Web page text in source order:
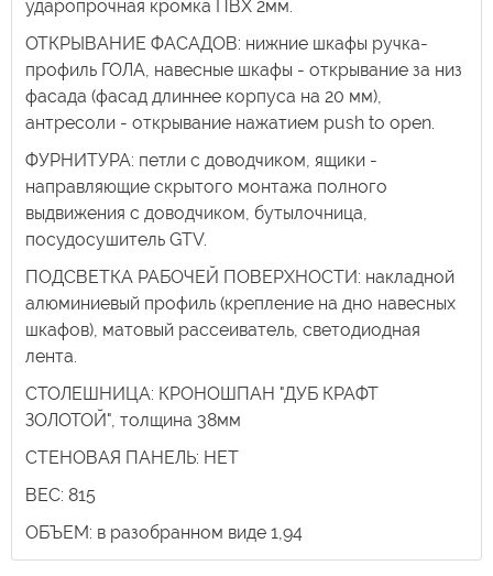
ударопрочная кромка ПВХ 2мм.
ОТКРЫВАНИЕ ФАСАДОВ: нижние шкафы ручка-
профиль ГОЛА, навесные шкафы - открывание за низ
фасада (фасад длиннее корпуса на 20 мм),
антресоли - открывание нажатием push to open.
ФУРНИТУРА: петли с доводчиком, ящики -
направляющие скрытого монтажа полного
выдвижения с доводчиком, бутылочница,
посудосушитель GTV.
ПОДСВЕТКА РАБОЧЕЙ ПОВЕРХНОСТИ: накладной
алюминиевый профиль (крепление на дно навесных
шкафов), матовый рассеиватель, светодиодная
лента.
СТОЛЕШНИЦА: КРОНОШПАН "ДУБ КРАФТ
ЗОЛОТОЙ", толщина 38мм
СТЕНОВАЯ ПАНЕЛЬ: НЕТ
ВЕС: 815
ОБЪЕМ: в разобранном виде 1,94